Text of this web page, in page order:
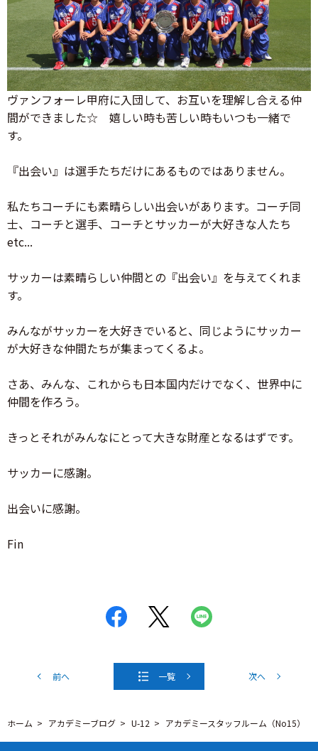
ヴァンフォーレ甲府に入団して、お互いを理解し合える仲
間ができました☆ 嬉しい時も苦しい時もいつも一緒で
す。
『出会い』は選手たちだけにあるものではありません。
私たちコーチにも素晴らしい出会いがあります。コーチ同
士、コーチと選手、コーチとサッカーが大好きな人たち
etc...
サッカーは素晴らしい仲間との『出会い』を与えてくれま
す。
みんながサッカーを大好きでいると、同じようにサッカー
が大好きな仲間たちが集まってくるよ。
さあ、みんな、これからも日本国内だけでなく、世界中に
仲間を作ろう。
きっとそれがみんなにとって大きな財産となるはずです。
サッカーに感謝。
出会いに感謝。
Fin
前へ 一覧 次へ
ホーム アカデミーブログ U-12 アカデミースタッフルーム（No15）